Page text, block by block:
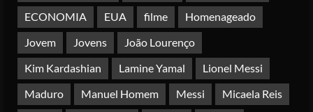
ECONOMIA
EUA filme
Homenageado
Jovem
Jovens
João Lourenço
Kim Kardashian
Lamine Yamal
Lionel Messi
Maduro
Manuel Homem Messi
Micaela Reis